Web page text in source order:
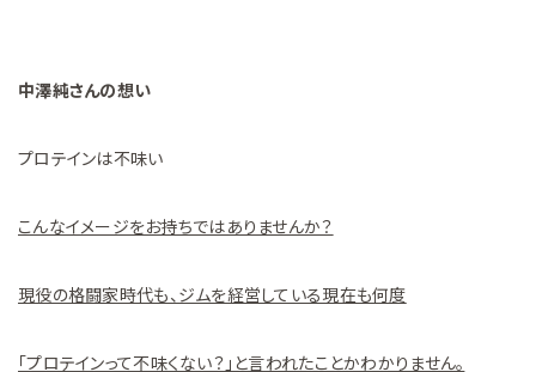
中澤純さんの想い
プロテインは不味い
こんなイメージをお持ちではありませんか？
現役の格闘家時代も、ジムを経営している現在も何度
「プロテインって不味くない？」と言われたことかわかりません。